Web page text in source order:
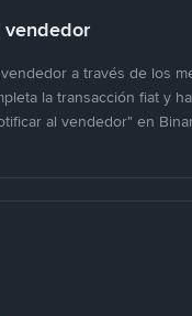
vendedor
a través de los
la transacción fiat y
al vendedor" en